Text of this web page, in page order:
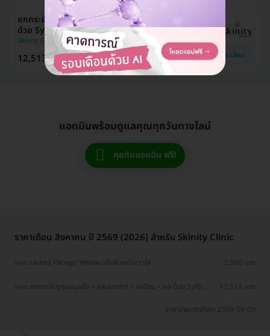
ยกกระชับรูขุมขนหน้า + รอบดวงตา + เหนียง + คอ
ด้วย Sylfirm X Plus
Skinity Clinic
12,513 บาท17,900 บาท ประหยัด 30% ดูรายละเอียด
แอดมินพร้อมดูแลคุณทุกวันทางไลน์
คุยกับแอดมิน ฟรี!
ราคาเดือน สิงหาคม ปี 2569 (2026) สำหรับ Skinity Clinic
ราคา เลเซอร์ Flexsys Yellow ปรับผิวหน้าขาวใส 2,900 บาท
ราคา ยกกระชับรูขุมขนหน้า + รอบดวงตา + เหนียง + คอ ด้วย Sylfirm
12,513 บาท
ราคาอัพเดตล่าสุด 2569-08-09